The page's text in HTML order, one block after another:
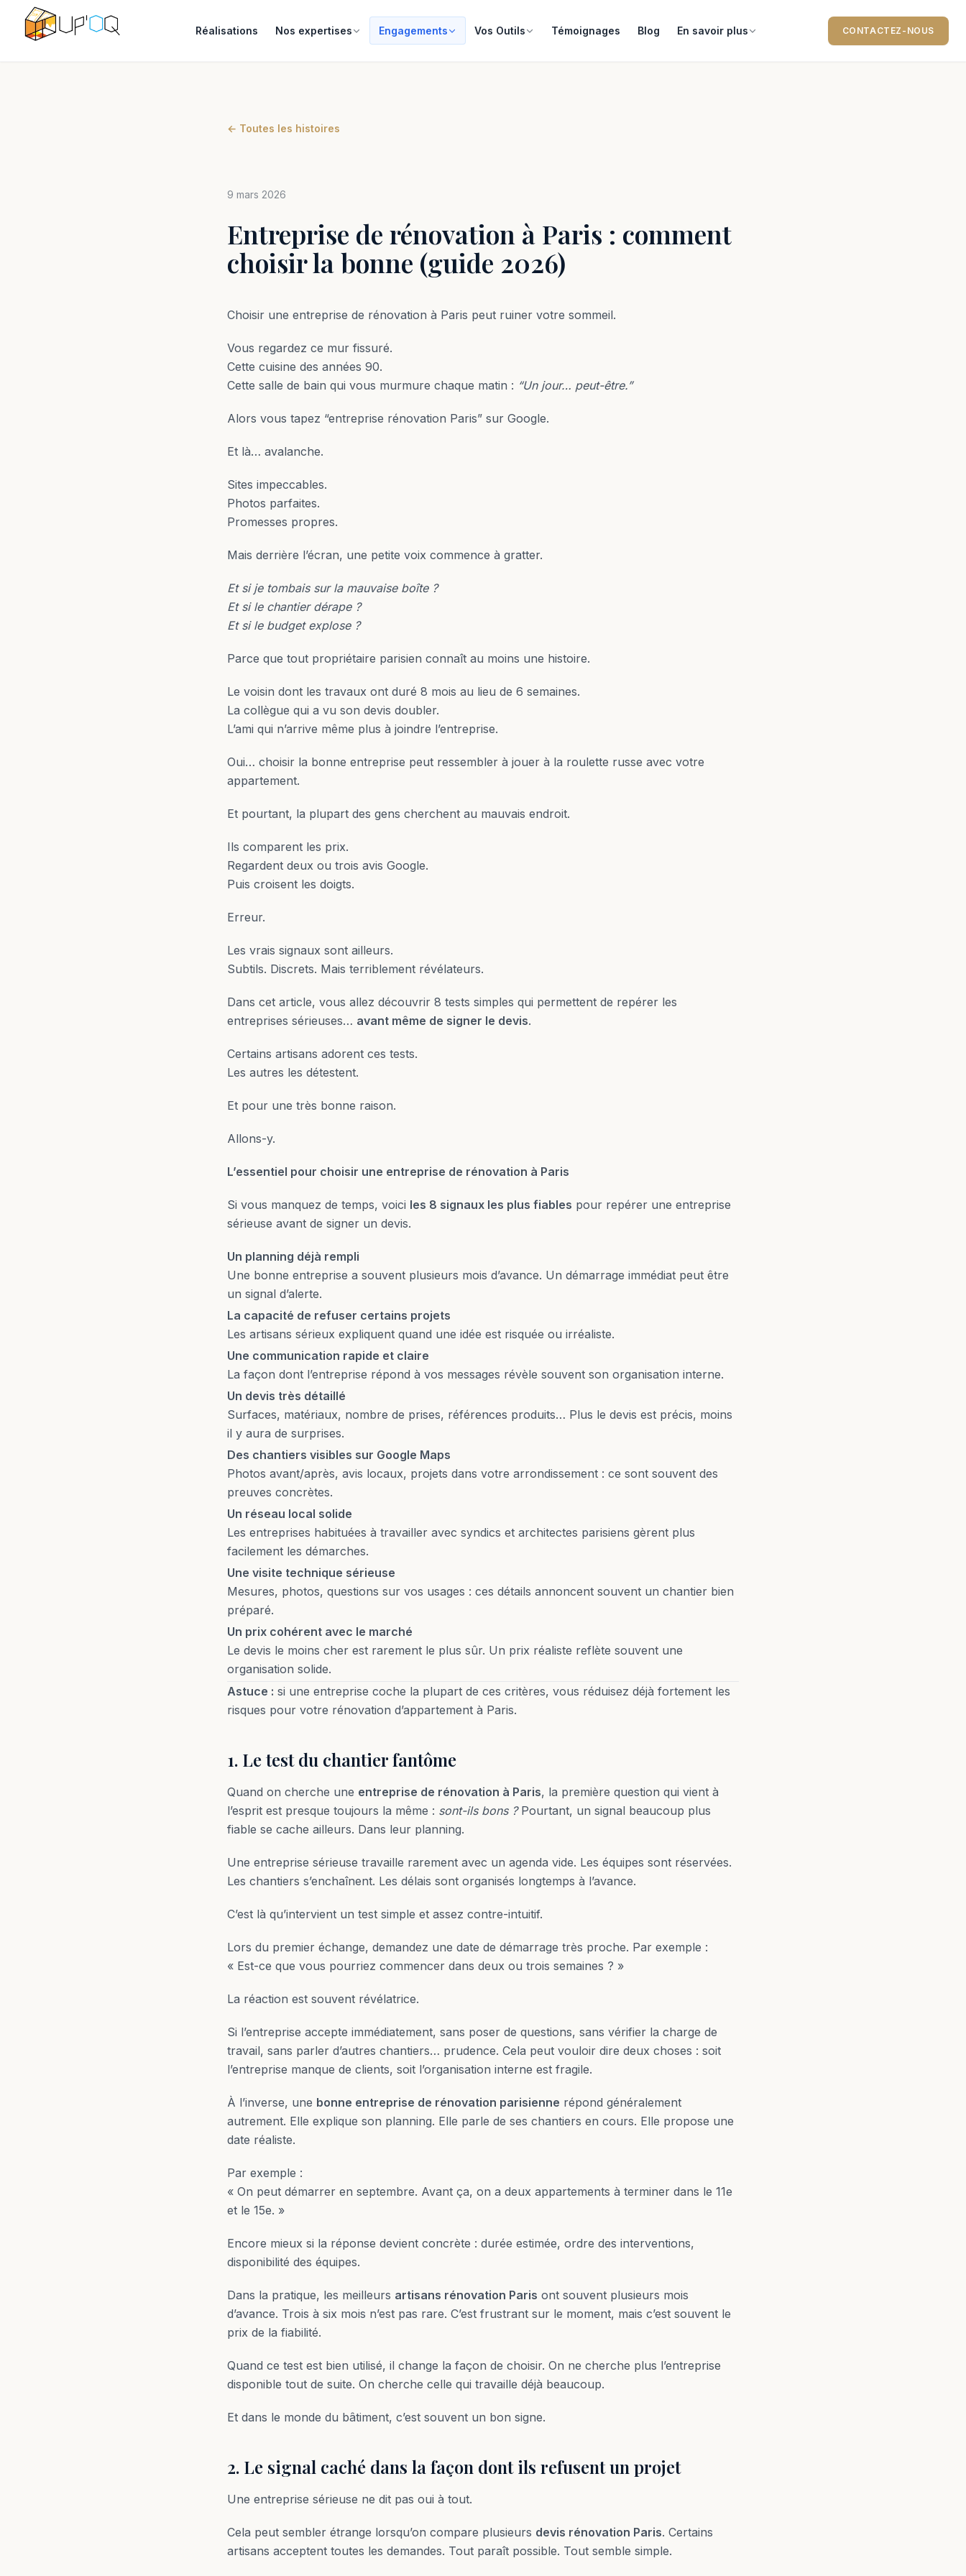
Réalisations Nos expertises Engagements Vos Outils Témoignages Blog En savoir plus CONTACTEZ-NOUS
← Toutes les histoires
9 mars 2026
Entreprise de rénovation à Paris : comment
choisir la bonne (guide 2026)
Choisir une entreprise de rénovation à Paris peut ruiner votre sommeil.
Vous regardez ce mur fissuré.
Cette cuisine des années 90.
Cette salle de bain qui vous murmure chaque matin : “Un jour… peut-être.”
Alors vous tapez “entreprise rénovation Paris” sur Google.
Et là… avalanche.
Sites impeccables.
Photos parfaites.
Promesses propres.
Mais derrière l’écran, une petite voix commence à gratter.
Et si je tombais sur la mauvaise boîte ?
Et si le chantier dérape ?
Et si le budget explose ?
Parce que tout propriétaire parisien connaît au moins une histoire.
Le voisin dont les travaux ont duré 8 mois au lieu de 6 semaines.
La collègue qui a vu son devis doubler.
L’ami qui n’arrive même plus à joindre l’entreprise.
Oui… choisir la bonne entreprise peut ressembler à jouer à la roulette russe avec votre
appartement.
Et pourtant, la plupart des gens cherchent au mauvais endroit.
Ils comparent les prix.
Regardent deux ou trois avis Google.
Puis croisent les doigts.
Erreur.
Les vrais signaux sont ailleurs.
Subtils. Discrets. Mais terriblement révélateurs.
Dans cet article, vous allez découvrir 8 tests simples qui permettent de repérer les
entreprises sérieuses… avant même de signer le devis.
Certains artisans adorent ces tests.
Les autres les détestent.
Et pour une très bonne raison.
Allons-y.
L’essentiel pour choisir une entreprise de rénovation à Paris
Si vous manquez de temps, voici les 8 signaux les plus fiables pour repérer une entreprise
sérieuse avant de signer un devis.
Un planning déjà rempli
Une bonne entreprise a souvent plusieurs mois d’avance. Un démarrage immédiat peut être
un signal d’alerte.
La capacité de refuser certains projets
Les artisans sérieux expliquent quand une idée est risquée ou irréaliste.
Une communication rapide et claire
La façon dont l’entreprise répond à vos messages révèle souvent son organisation interne.
Un devis très détaillé
Surfaces, matériaux, nombre de prises, références produits… Plus le devis est précis, moins
il y aura de surprises.
Des chantiers visibles sur Google Maps
Photos avant/après, avis locaux, projets dans votre arrondissement : ce sont souvent des
preuves concrètes.
Un réseau local solide
Les entreprises habituées à travailler avec syndics et architectes parisiens gèrent plus
facilement les démarches.
Une visite technique sérieuse
Mesures, photos, questions sur vos usages : ces détails annoncent souvent un chantier bien
préparé.
Un prix cohérent avec le marché
Le devis le moins cher est rarement le plus sûr. Un prix réaliste reflète souvent une
organisation solide.
Astuce : si une entreprise coche la plupart de ces critères, vous réduisez déjà fortement les
risques pour votre rénovation d’appartement à Paris.
1. Le test du chantier fantôme
Quand on cherche une entreprise de rénovation à Paris, la première question qui vient à
l’esprit est presque toujours la même : sont-ils bons ?Pourtant, un signal beaucoup plus
fiable se cache ailleurs. Dans leur planning.
Une entreprise sérieuse travaille rarement avec un agenda vide. Les équipes sont réservées.
Les chantiers s’enchaînent. Les délais sont organisés longtemps à l’avance.
C’est là qu’intervient un test simple et assez contre-intuitif.
Lors du premier échange, demandez une date de démarrage très proche. Par exemple :
« Est-ce que vous pourriez commencer dans deux ou trois semaines ? »
La réaction est souvent révélatrice.
Si l’entreprise accepte immédiatement, sans poser de questions, sans vérifier la charge de
travail, sans parler d’autres chantiers… prudence. Cela peut vouloir dire deux choses : soit
l’entreprise manque de clients, soit l’organisation interne est fragile.
À l’inverse, une bonne entreprise de rénovation parisienne répond généralement
autrement. Elle explique son planning. Elle parle de ses chantiers en cours. Elle propose une
date réaliste.
Par exemple :
« On peut démarrer en septembre. Avant ça, on a deux appartements à terminer dans le 11e
et le 15e. »
Encore mieux si la réponse devient concrète : durée estimée, ordre des interventions,
disponibilité des équipes.
Dans la pratique, les meilleurs artisans rénovation Paris ont souvent plusieurs mois
d’avance. Trois à six mois n’est pas rare. C’est frustrant sur le moment, mais c’est souvent le
prix de la fiabilité.
Quand ce test est bien utilisé, il change la façon de choisir. On ne cherche plus l’entreprise
disponible tout de suite. On cherche celle qui travaille déjà beaucoup.
Et dans le monde du bâtiment, c’est souvent un bon signe.
2. Le signal caché dans la façon dont ils refusent un projet
Une entreprise sérieuse ne dit pas oui à tout.
Cela peut sembler étrange lorsqu’on compare plusieurs devis rénovation Paris. Certains
artisans acceptent toutes les demandes. Tout paraît possible. Tout semble simple.